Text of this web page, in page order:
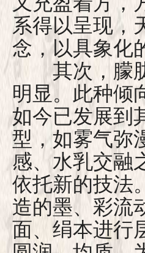
系得以呈现，
念，以具象化
其次，朦胧
明显。此种倾
如今已发展到
型，如雾气弥
感、水乳交
依托新的技法
造的墨、彩流
面、绢本进行